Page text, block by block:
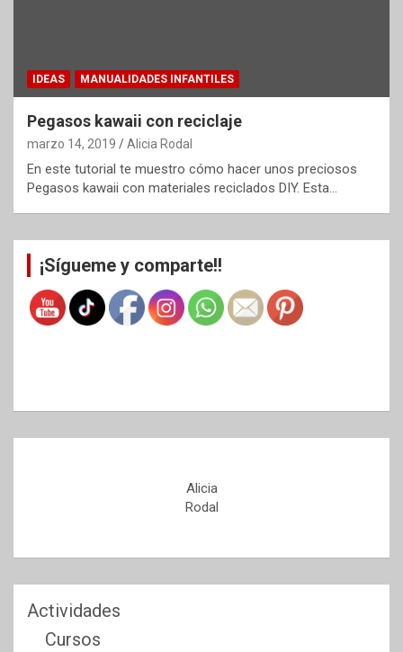
IDEAS MANUALIDADES INFANTILES
Pegasos kawaii con reciclaje
marzo 14, 2019 Alicia Rodal
En este tutorial te muestro cómo hacer unos preciosos
Pegasos kawaii con materiales reciclados DIY. Esta…
¡Sígueme y comparte!!
Alicia
Rodal
Actividades
Cursos